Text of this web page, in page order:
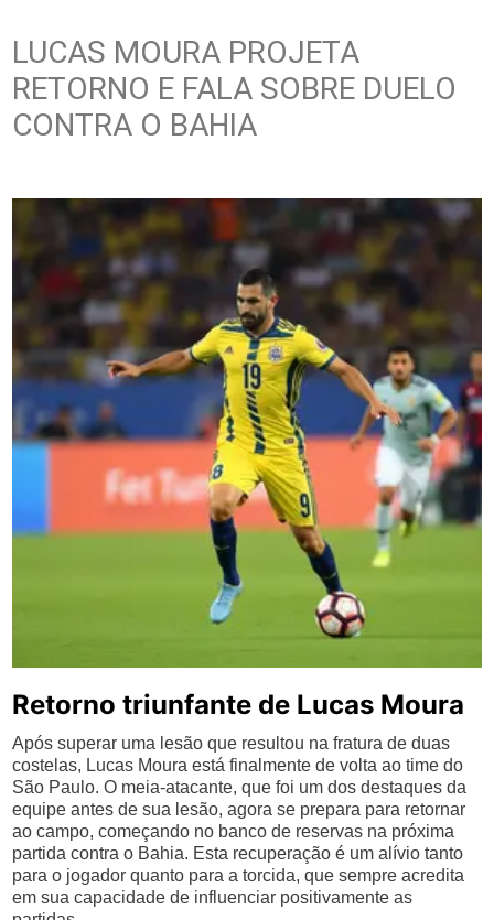
LUCAS MOURA PROJETA
RETORNO E FALA SOBRE DUELO
CONTRA O BAHIA
Retorno triunfante de Lucas Moura
Após superar uma lesão que resultou na fratura de duas
costelas, Lucas Moura está finalmente de volta ao time do
São Paulo. O meia-atacante, que foi um dos destaques da
equipe antes de sua lesão, agora se prepara para retornar
ao campo, começando no banco de reservas na próxima
partida contra o Bahia. Esta recuperação é um alívio tanto
para o jogador quanto para a torcida, que sempre acredita
em sua capacidade de influenciar positivamente as